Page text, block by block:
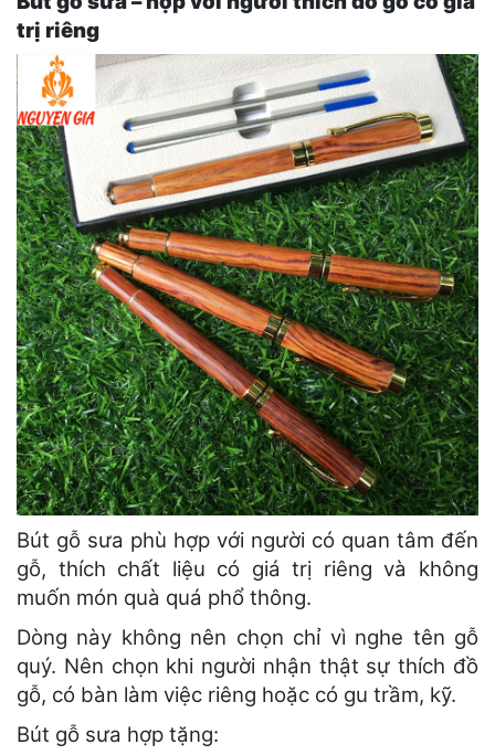
trị riêng
Bút gỗ sưa phù hợp với người có quan tâm đến
gỗ, thích chất liệu có giá trị riêng và không
muốn món quà quá phổ thông.
Dòng này không nên chọn chỉ vì nghe tên gỗ
quý. Nên chọn khi người nhận thật sự thích đồ
gỗ, có bàn làm việc riêng hoặc có gu trầm, kỹ.
Bút gỗ sưa hợp tặng: